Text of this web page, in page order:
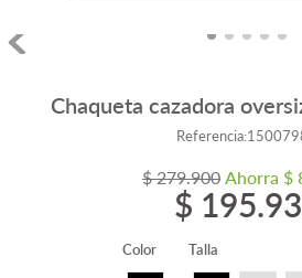
Chaqueta cazadora
Referencia:
$ 279.900 Ahorra $
$ 195.
Color Talla